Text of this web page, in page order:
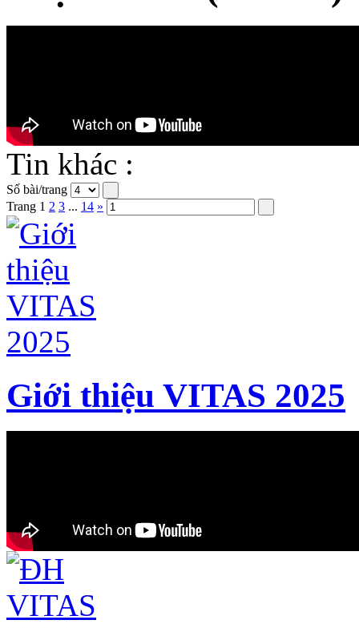
Tin khác :
Số bài/trang
Trang 1 2 3 ... 14 »
Giới thiệu VITAS 2025